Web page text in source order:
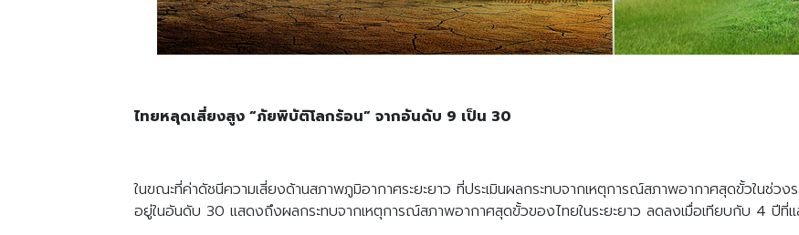
ไทยหลุดเสี่ยงสูง “ภัยพิบัติโลกร้อน” จากอันดับ 9 เป็น 30
ในขณะที่ค่าดัชนีความเสี่ยงด้านสภาพภูมิอากาศระยะยาว ที่ประเมินผลกระทบจากเหตุการณ์สภาพอากาศสุดขั้วในช่ว
อยู่ในอันดับ 30 แสดงถึงผลกระทบจากเหตุการณ์สภาพอากาศสุดขั้วของไทยในระยะยาว ลดลงเมื่อเทียบกับ 4 ปีที่